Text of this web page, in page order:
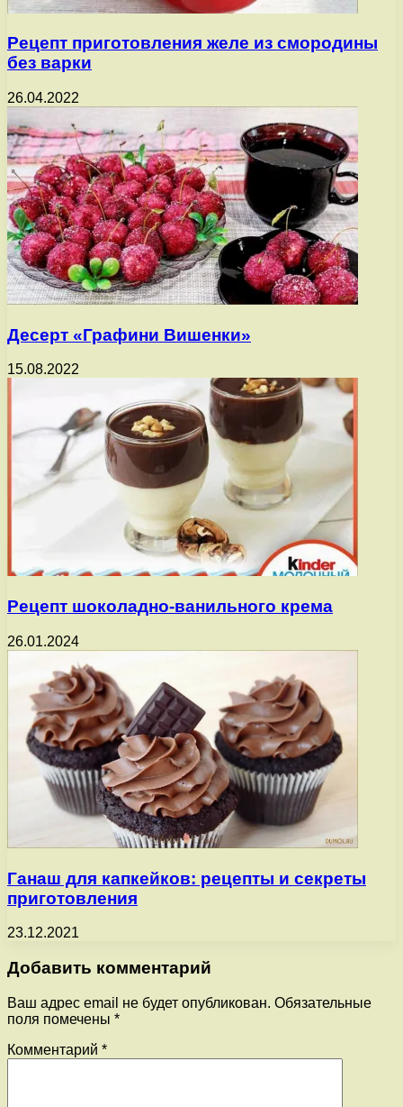
Рецепт приготовления желе из смородины
без варки
26.04.2022
Десерт «Графини Вишенки»
15.08.2022
Рецепт шоколадно-ванильного крема
26.01.2024
Ганаш для капкейков: рецепты и секреты
приготовления
23.12.2021
Добавить комментарий
Ваш адрес email не будет опубликован. Обязательные
поля помечены *
Комментарий *